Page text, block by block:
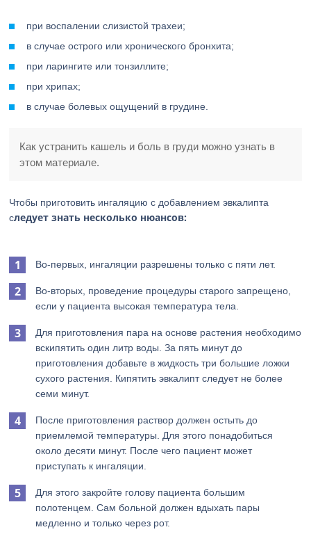
при воспалении слизистой трахеи;
в случае острого или хронического бронхита;
при ларингите или тонзиллите;
при хрипах;
в случае болевых ощущений в грудине.
Как устранить кашель и боль в груди можно узнать в
этом материале.
Чтобы приготовить ингаляцию с добавлением эвкалипта
следует знать несколько нюансов:
Во-первых, ингаляции разрешены только с пяти лет.
Во-вторых, проведение процедуры старого запрещено,
если у пациента высокая температура тела.
Для приготовления пара на основе растения необходимо
вскипятить один литр воды. За пять минут до
приготовления добавьте в жидкость три большие ложки
сухого растения. Кипятить эвкалипт следует не более
семи минут.
После приготовления раствор должен остыть до
приемлемой температуры. Для этого понадобиться
около десяти минут. После чего пациент может
приступать к ингаляции.
Для этого закройте голову пациента большим
полотенцем. Сам больной должен вдыхать пары
медленно и только через рот.